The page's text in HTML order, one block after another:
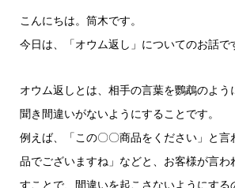
プ
レ
ヤ
ー
こんにちは。筒木です。
今日は、「オウム返し」についてのお話で
オウム返しとは、相手の言葉を鸚鵡のよう
聞き間違いがないようにすることです。
例えば、「この〇〇商品をください」と言
品でございますね」などと、お客様が言わ
すことで、間違いを起こさないようにする